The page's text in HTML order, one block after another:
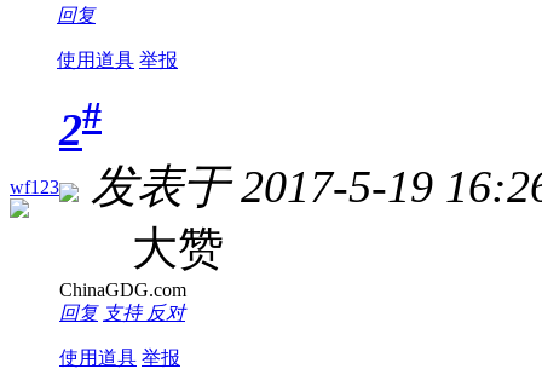
回复
使用道具 举报
wf123
2#
发表于 2017-5-19
大赞
ChinaGDG.com
回复 支持 反对
使用道具 举报